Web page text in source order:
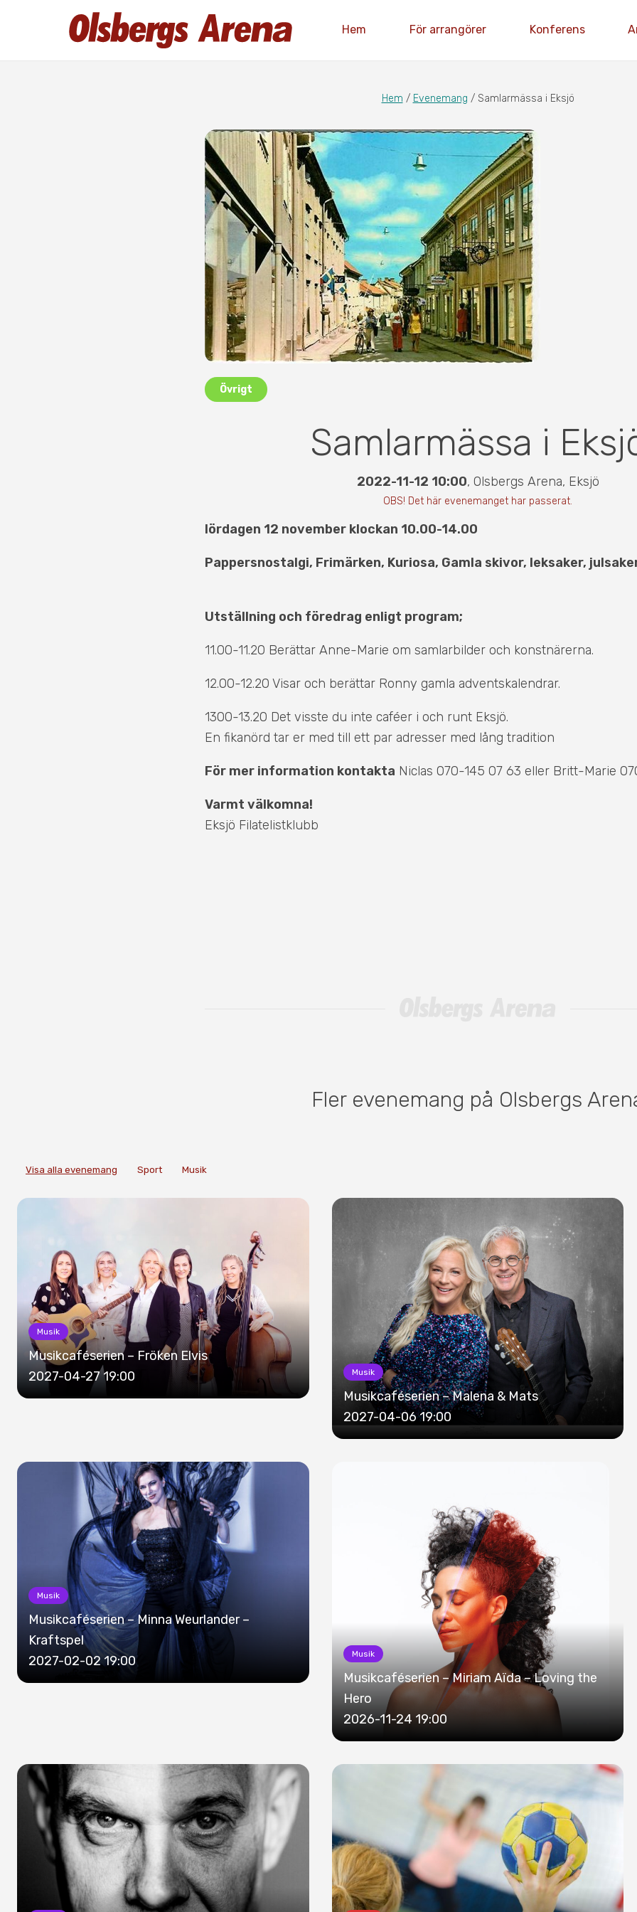
Hem För arrangörer Konferens
Hem / Evenemang / Samlarmässa i Eksjö
Övrigt
Samlarmässa i
2022-11-12 10:00, Olsbergs Arena, Eksjö
OBS! Det här evenemanget har passerat.
lördagen 12 november klockan 10.00-14.00
Pappersnostalgi, Frimärken, Kuriosa, Gamla skivor, leksaker,
Utställning och föredrag enligt program;
11.00-11.20 Berättar Anne-Marie om samlarbilder och konstnärerna.
12.00-12.20 Visar och berättar Ronny gamla adventskalendrar.
1300-13.20 Det visste du inte caféer i och runt Eksjö.
En fikanörd tar er med till ett par adresser med lång tradition
För mer information kontakta Niclas 070-145 07 63 eller Britt-Marie
Varmt välkomna!
Eksjö Filatelistklubb
Fler evenemang på Olsbergs
Visa alla evenemang Sport Musik
Musik
Musikcaféserien – Fröken Elvis
2027-04-27 19:00
Musik
Musikcaféserien – Malena & Mats
2027-04-06 19:00
Musik
Musikcaféserien – Minna Weurlander –
Kraftspel
2027-02-02 19:00
Musik
Musikcaféserien – Miriam Aïda – Loving the
Hero
2026-11-24 19:00